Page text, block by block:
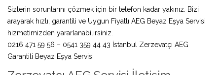
Sizlerin sorunlarını çözmek için bir telefon kadar yakınız. Bizi
arayarak hızlı, garantili ve Uygun Fiyatlı AEG Beyaz Eşya Servisi
hizmetimizden yararlanabilirsiniz.
0216 471 59 56 – 0541 359 44 43 İstanbul Zerzevatçı AEG
Garantili Beyaz Eşya Servisi